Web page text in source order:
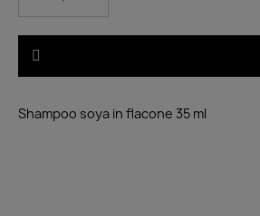
Shampoo soya in flacone 35 ml